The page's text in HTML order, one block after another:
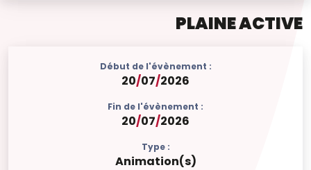
PLAINE ACTIVE
Début de l'évènement :
20/07/2026
Fin de l'évènement :
20/07/2026
Type :
Animation(s)